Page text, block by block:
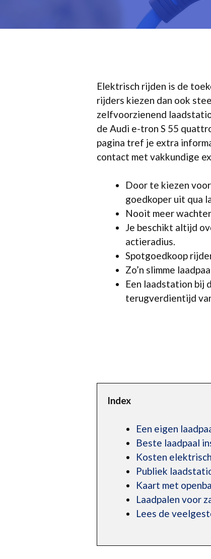
Elektrisch rijden is de
rijders kiezen dan ook
zelfvoorzienend
de Audi e-tron S 55
pagina tref je extra
contact met vakkundige
Door te kiezen
goedkoper uit qua
Nooit meer
Je beschikt altijd
actieradius.
Spotgoedkoop
Zo’n slimme
Een laadstation bij
terugverdientijd
Index
Een eigen
Beste laadpaal
Kosten
Publiek
Kaart met
Laadpalen voor
Lees de